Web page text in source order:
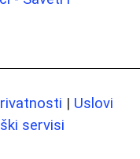
| Uslovi
servisi